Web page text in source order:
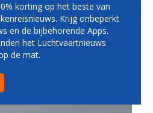
GESTART MET
korting op het beste van
Krijg onbeperkt
en de bijbehorende Apps.
het Luchtvaartnieuws
de mat.